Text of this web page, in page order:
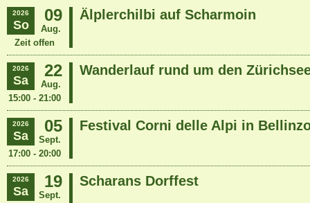
2026
So
09
Aug.
Zeit offen
Älplerchilbi auf Scharmoin
2026
Sa
22
Aug.
15:00 - 21:00
Wanderlauf rund um den
2026
Sa
05
Sept.
17:00 - 20:00
Festival Corni delle Alpi in
2026
Sa
19
Sept.
Scharans Dorffest